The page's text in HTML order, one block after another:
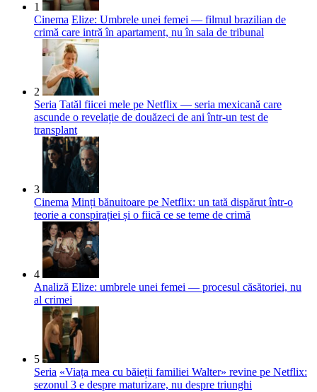
1
Cinema Elize: Umbrele unei femei — filmul brazilian de
crimă care intră în apartament, nu în sala de tribunal
2
Seria Tatăl fiicei mele pe Netflix — seria mexicană care
ascunde o revelație de douăzeci de ani într-un test de
transplant
3
Cinema Minți bănuitoare pe Netflix: un tată dispărut într-o
teorie a conspirației și o fiică ce se teme de crimă
4
Analiză Elize: umbrele unei femei — procesul căsătoriei, nu
al crimei
5
Seria «Viața mea cu băieții familiei Walter» revine pe Netflix:
sezonul 3 e despre maturizare, nu despre triunghi